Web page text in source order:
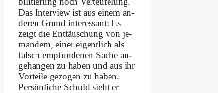
Das In­ter­view ist aus ei­nem an­
de­ren Grund in­ter­es­sant: Es
zeigt die Ent­täu­schung von je­
man­dem, ei­ner ei­gent­lich als
falsch emp­fun­de­nen Sa­che an­
ge­han­gen zu ha­ben und aus ihr
Vor­tei­le ge­zo­gen zu ha­ben.
Per­sön­li­che Schuld sieht er